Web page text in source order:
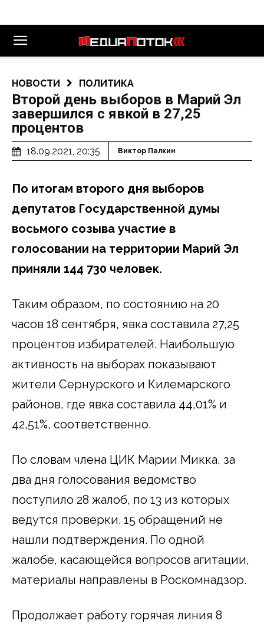
НОВОСТИ ПОЛИТИКА
Второй день выборов в Марий Эл
завершился с явкой в 27,25
процентов
18.09.2021, 20:35 Виктор Палкин
По итогам второго дня выборов
депутатов Государственной думы
восьмого созыва участие в
голосовании на территории Марий Эл
приняли 144 730 человек.
Таким образом, по состоянию на 20
часов 18 сентября, явка составила 27,25
процентов избирателей. Наибольшую
активность на выборах показывают
жители Сернурского и Килемарского
районов, где явка составила 44,01% и
42,51%, соответственно.
По словам члена ЦИК Марии Микка, за
два дня голосования ведомство
поступило 28 жалоб, по 13 из которых
ведутся проверки. 15 обращений не
нашли подтверждения. По одной
жалобе, касающейся вопросов агитации,
материалы направлены в Роскомнадзор.
Продолжает работу горячая линия 8